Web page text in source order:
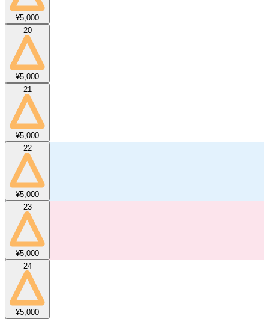
¥5,000
20
¥5,000
21
¥5,000
22
¥5,000
23
¥5,000
24
¥5,000